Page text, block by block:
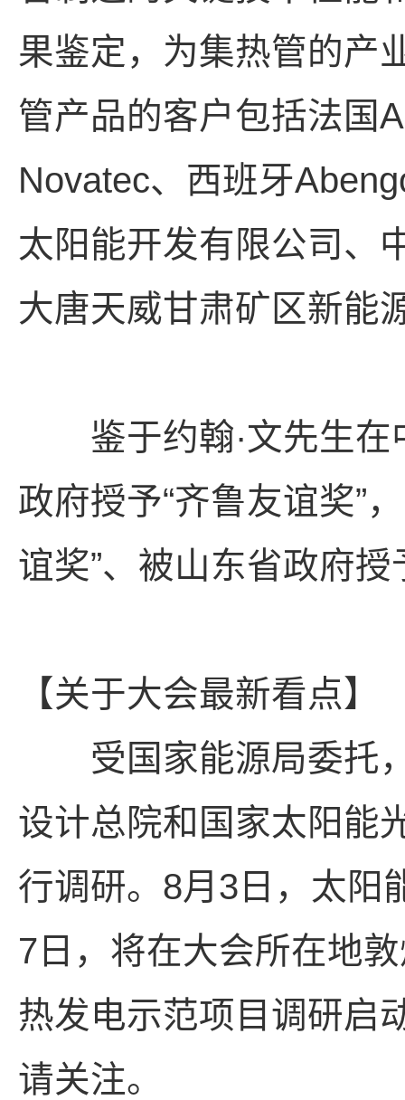
果鉴定，为集热管的产
管产品的客户包括法国
Novatec、西班牙
太阳能开发有限公司、
大唐天威甘肃矿区新能
鉴于约翰·文先生在
政府授予“齐鲁友谊奖”
谊奖”、被山东省政府
【关于大会最新看点】
受国家能源局委托，
设计总院和国家太阳能
行调研。8月3日，太阳
7日，将在大会所在地
热发电示范项目调研启
请关注。